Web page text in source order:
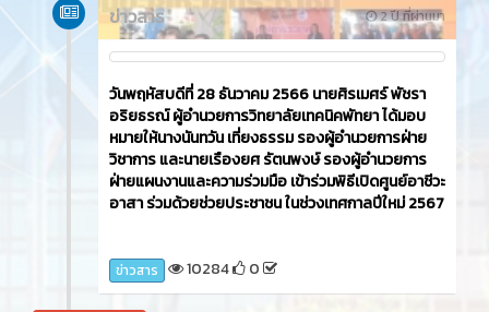
2 ปี ที่ผ่านมา
ข่าวสาร
วันพฤหัสบดีที่ 28 ธันวาคม 2566 นายศิรเมศร์ พัชรา
อริยธรณ์ ผู้อำนวยการวิทยาลัยเทคนิคพัทยา ได้มอบ
หมายให้นางนันทวัน เที่ยงธรรม รองผู้อำนวยการฝ่าย
วิชาการ และนายเรืองยศ รัตนพงษ์ รองผู้อำนวยการ
ฝ่ายแผนงานและความร่วมมือ เข้าร่วมพิธีเปิดศูนย์อาชีวะ
อาสา ร่วมด้วยช่วยประชาชน ในช่วงเทศกาลปีใหม่ 2567
ข่าวสาร 10284 0